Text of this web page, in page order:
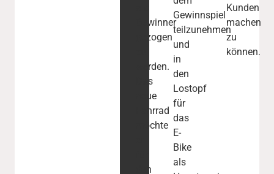
Gewinner
gezogen
werden.
Das
neue
Fahrrad
möchte
den
Gewinnspiel
teilzunehmen
und
in
den
Lostopf
für
das
E-
Bike
als
Kunden
machen
zu
können.